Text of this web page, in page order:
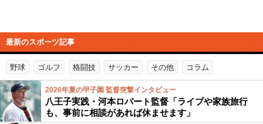
最新のスポーツ記事
野球 ゴルフ 格闘技 サッカー その他 コラム
2026年夏の甲子園 監督突撃インタビュー
八王子実践・河本ロバート監督「ライブや家族旅行
も、事前に相談があれば休ませます」